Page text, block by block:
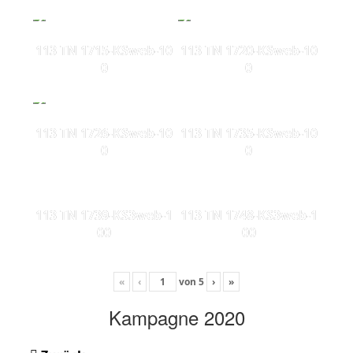
113 TN 1715-KSweb-10
0
113 TN 1720-KSweb-10
0
113 TN 1726-KSweb-10
0
113 TN 1735-KSweb-10
0
113 TN 1739-KS3web-1
00
113 TN 1748-KS3web-1
00
« ‹ von 5 › »
Kampagne 2020